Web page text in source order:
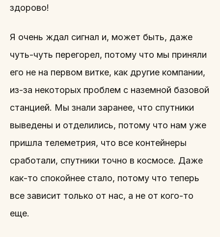
здорово!
Я очень ждал сигнал и, может быть, даже
чуть-чуть перегорел, потому что мы приняли
его не на первом витке, как другие компании,
из-за некоторых проблем с наземной базовой
станцией. Мы знали заранее, что спутники
выведены и отделились, потому что нам уже
пришла телеметрия, что все контейнеры
сработали, спутники точно в космосе. Даже
как-то спокойнее стало, потому что теперь
все зависит только от нас, а не от кого-то
еще.